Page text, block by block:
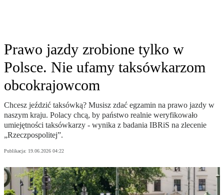
Prawo jazdy zrobione tylko w
Polsce. Nie ufamy taksówkarzom
obcokrajowcom
Chcesz jeździć taksówką? Musisz zdać egzamin na prawo jazdy w
naszym kraju. Polacy chcą, by państwo realnie weryfikowało
umiejętności taksówkarzy - wynika z badania IBRiS na zlecenie
„Rzeczpospolitej”.
Publikacja: 19.06.2026 04:22